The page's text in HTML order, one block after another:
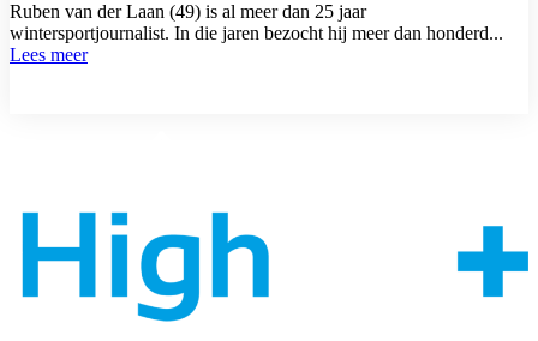
Ruben van der Laan (49) is al meer dan 25 jaar
wintersportjournalist. In die jaren bezocht hij meer dan honderd...
Lees meer